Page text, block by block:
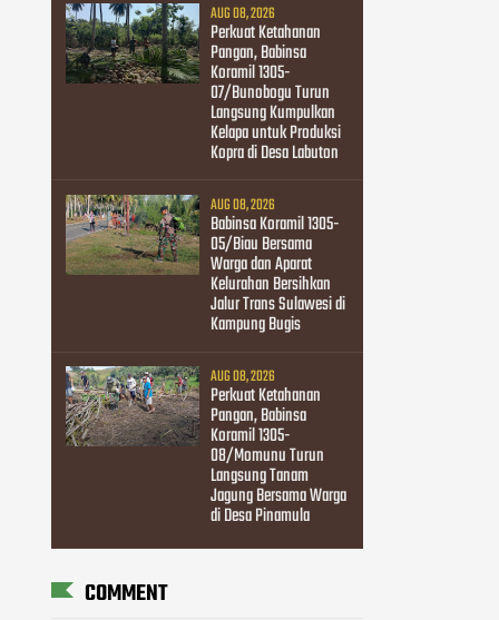
AUG 08, 2026
Perkuat Ketahanan
Pangan, Babinsa
Koramil 1305-
07/Bunobogu Turun
Langsung Kumpulkan
Kelapa untuk Produksi
Kopra di Desa Labuton
AUG 08, 2026
Babinsa Koramil 1305-
05/Biau Bersama
Warga dan Aparat
Kelurahan Bersihkan
Jalur Trans Sulawesi di
Kampung Bugis
AUG 08, 2026
Perkuat Ketahanan
Pangan, Babinsa
Koramil 1305-
08/Momunu Turun
Langsung Tanam
Jagung Bersama Warga
di Desa Pinamula
COMMENT